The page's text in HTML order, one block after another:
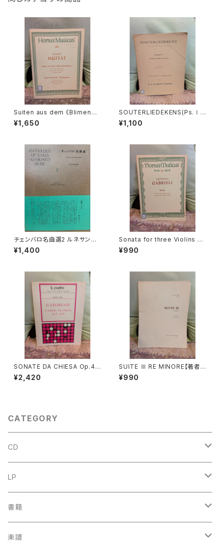
Suiten aus dem 《Blimenbü
schlein》【著者：MUFFAT】出
版社：BÄRENREITER KASSEL
¥1,650
SOUTERLIEDEKENS(Ps.Ⅰ,
Ⅻ,XXXⅠ,XXXⅧ,XL,XLⅡ,L
Ⅲ,LXV)【著者：JACOBUS CL
¥1,100
チェンバロ名曲選2 ルネサンス
からロココまで【編集：野村満
男】出版：東京コレギウム 199
¥1,400
Sonata for three Violins an
d Basso continuo【著者：GA
BRIELI】出版社：BÄRENREITE
¥990
SONATE DA CHIESA Op.4 -
Op.8【著者：G.LEGRENZI】出
版社：HEUGEL& Cie 1968年
¥2,420
SUITE Ⅲ RE MINORE【著者：
DIEUPART】出版社：EDITION
MOECK 1966年
¥990
CATEGORY
CD
古楽
中古CD
鍋島元子関連CD
古楽以外
中古CD
LP
古楽
中古LP
古楽以外
書籍
古楽関係
楽譜